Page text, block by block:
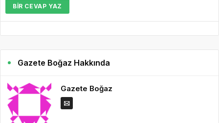
BIR CEVAP YAZ
Gazete Boğaz Hakkında
Gazete Boğaz